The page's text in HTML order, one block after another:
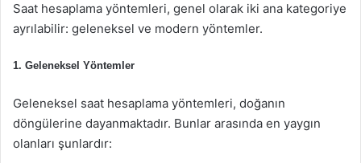
Saat hesaplama yöntemleri, genel olarak iki ana kategoriye
ayrılabilir: geleneksel ve modern yöntemler.
1. Geleneksel Yöntemler
Geleneksel saat hesaplama yöntemleri, doğanın
döngülerine dayanmaktadır. Bunlar arasında en yaygın
olanları şunlardır: